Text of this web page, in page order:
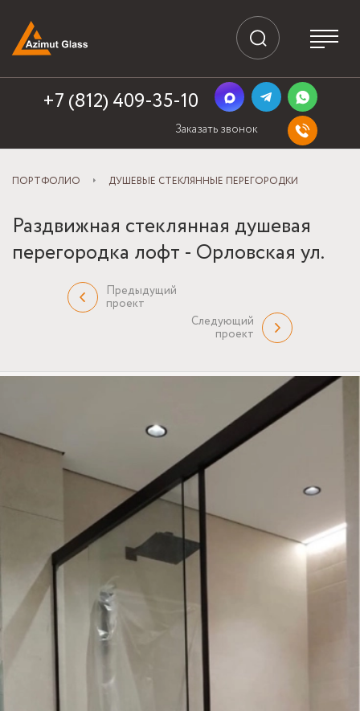
+7 (812) 409-35-10
Заказать звонок
ПОРТФОЛИО ДУШЕВЫЕ СТЕКЛЯННЫЕ ПЕРЕГОРОДКИ
Раздвижная стеклянная душевая
перегородка лофт - Орловская ул.
Предыдущий
проект
Следующий
проект